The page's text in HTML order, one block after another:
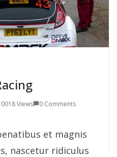
Views
0 Comments
et magnis
nascetur ridiculus